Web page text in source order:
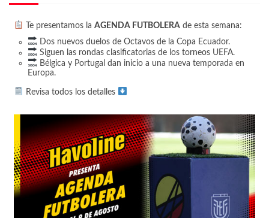
Te presentamos la AGENDA FUTBOLERAde esta semana:
Dos nuevos duelos de Octavos de la Copa Ecuador.
Siguen las rondas clasificatorias de los torneos UEFA.
Bélgica y Portugal dan inicio a una nueva temporada en
Europa.
Revisa todos los detalles